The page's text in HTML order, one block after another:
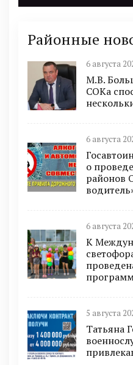
Районные
6 августа
М.В.
СОКа
6 августа
о
районов
6 августа
К
5 августа
Татьяна